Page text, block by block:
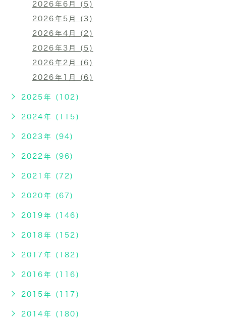
2026年6月 (5)
2026年5月 (3)
2026年4月 (2)
2026年3月 (5)
2026年2月 (6)
2026年1月 (6)
2025年 (102)
2024年 (115)
2023年 (94)
2022年 (96)
2021年 (72)
2020年 (67)
2019年 (146)
2018年 (152)
2017年 (182)
2016年 (116)
2015年 (117)
2014年 (180)